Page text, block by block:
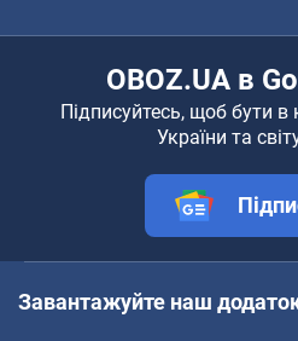
OBOZ.UA в
Підписуйтесь, щоб бути в
України та
Завантажуйте наш